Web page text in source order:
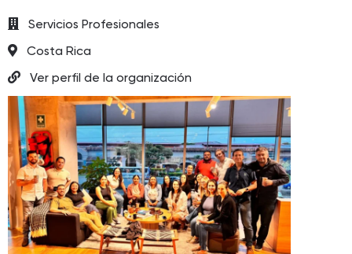
Servicios Profesionales
Costa Rica
Ver perfil de la organización